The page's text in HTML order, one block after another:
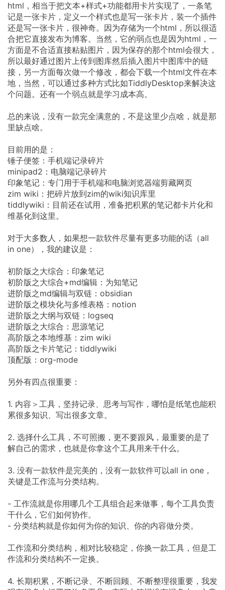
html，相当于把文本+样式+功能都用卡片实现了，一条笔
记是一张卡片，定义一个样式也是写一张卡片，装一个插件
还是写一张卡片，很神奇。因为存储为一个html，所以很适
合把它直接发布为博客。当然，它的弱点也是因为html，一
方面是不合适直接粘贴图片，因为保存的那个html会很大，
所以最好通过图片上传到图库然后插入图片中图库中的链
接，另一方面每次做一个修改，都会下载一个html文件在本
地，当然，可以通过多种方式比如TiddlyDesktop来解决这
个问题。还有一个弱点就是学习成本高。
总的来说，没有一款完全满意的，不是这里少点啥，就是那
里缺点啥。
目前用的是：
锤子便签：手机端记录碎片
minipad2：电脑端记录碎片
印象笔记：专门用于手机端和电脑浏览器端剪藏网页
zim wiki：把碎片放到zim的wiki知识库里
tiddlywiki：目前还在试用，准备把积累的笔记都卡片化和
维基化到这里。
对于大多数人，如果想一款软件尽量有更多功能的话（all
in one），我的建议是：
初阶版之大综合：印象笔记
初阶版之大综合+md编辑：为知笔记
进阶版之md编辑与双链：obsidian
进阶版之模块化与多维表格：notion
进阶版之大纲与双链：logseq
进阶版之大综合：思源笔记
高阶版之本地维基：zim wiki
高阶版之卡片笔记：tiddlywiki
顶配版：org-mode
另外有四点很重要：
1. 内容＞工具，坚持记录、思考与写作，哪怕是纸笔也能积
累很多知识、写出很多文章。
2. 选择什么工具，不可照搬，更不要跟风，最重要的是了
解自己的需求，也就是你拿这个工具用来干什么。
3. 没有一款软件是完美的，没有一款软件可以all in one，
关键是工作流与分类结构。
- 工作流就是你用哪几个工具组合起来做事，每个工具负责
干什么，它们如何协作。
- 分类结构就是你如何为你的知识、你的内容做分类。
工作流和分类结构，相对比较稳定，你换一款工具，但是工
作流和分类结构不一定换。
4. 长期积累，不断记录、不断回顾、不断整理很重要，我发